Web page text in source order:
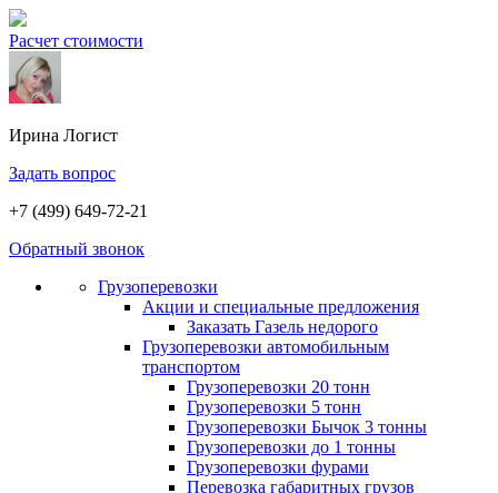
Расчет стоимости
Ирина Логист
Задать вопрос
+7 (499) 649-72-21
Обратный звонок
Грузоперевозки
Акции и специальные предложения
Заказать Газель недорого
Грузоперевозки автомобильным
транспортом
Грузоперевозки 20 тонн
Грузоперевозки 5 тонн
Грузоперевозки Бычок 3 тонны
Грузоперевозки до 1 тонны
Грузоперевозки фурами
Перевозка габаритных грузов